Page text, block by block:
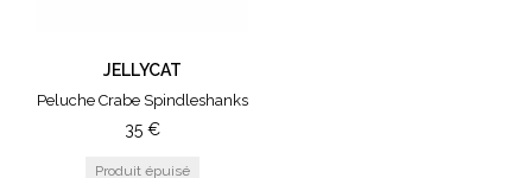
JELLYCAT
Peluche Crabe Spindleshanks
35 €